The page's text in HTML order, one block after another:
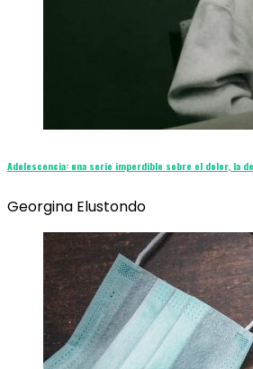
Adolescencia: una serie imperdible sobre el dolor, la
Georgina Elustondo